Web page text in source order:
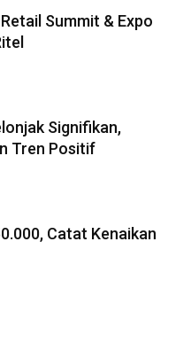
Summit & Expo
Signifikan,
Tren Positif
Catat Kenaikan